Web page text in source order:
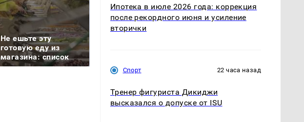
Не ешьте эту
готовую еду из
магазина: список
Ипотека в июле 2026 года: коррекция
после рекордного июня и усиление
вторички
Спорт 22 часа назад
Тренер фигуриста Дикиджи
высказался о допуске от ISU